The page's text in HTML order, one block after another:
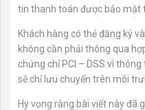
tin thanh toán được bảo mật
Khách hàng có thẻ đăng ký
không cần phải thông qua
chứng chỉ PCI – DSS vì
sẽ chỉ lưu chuyển trên môi
Hy vọng rằng bài viết này đã